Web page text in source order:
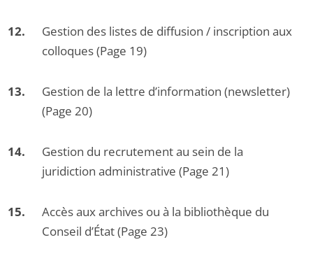
Gestion des listes de diffusion / inscription aux
colloques (Page 19)
Gestion de la lettre d’information (newsletter)
(Page 20)
Gestion du recrutement au sein de la
juridiction administrative (Page 21)
Accès aux archives ou à la bibliothèque du
Conseil d’État (Page 23)